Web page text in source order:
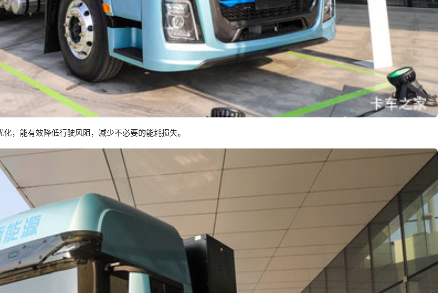
，能有效降低行驶风阻，减少不必要的能耗损失。